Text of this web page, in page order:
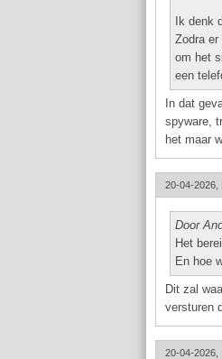
Ik denk
Zodra
om het
een
In dat
spyware,
het maar
20-04-2026,
Door
Het
En hoe
Dit zal
versturen
20-04-2026,